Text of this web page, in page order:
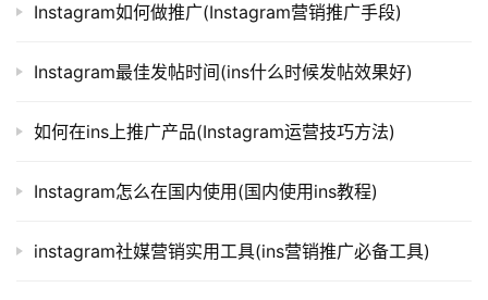
Instagram如何做推广(Instagram营销推广手段)
Instagram最佳发帖时间(ins什么时候发帖效果好)
如何在ins上推广产品(Instagram运营技巧方法)
Instagram怎么在国内使用(国内使用ins教程)
instagram社媒营销实用工具(ins营销推广必备工具)